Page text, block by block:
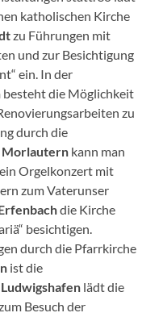
katholischen Kirche
zu Führungen mit
und zur Besichtigung
ein. In der
besteht die Möglichkeit
zu
durch die
Morlautern kann man
Orgelkonzert mit
zum Vaterunser
die Kirche
besichtigen.
durch die Pfarrkirche
ist die
Ludwigshafen lädt die
Besuch der